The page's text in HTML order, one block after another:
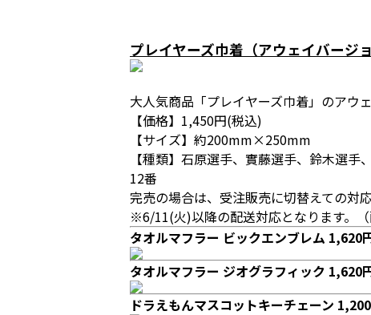
プレイヤーズ巾着（アウェイバージ
大人気商品「プレイヤーズ巾着」のアウ
【価格】1,450円(税込)
【サイズ】約200mm×250mm
【種類】石原選手、實藤選手、鈴木選
12番
完売の場合は、受注販売に切替えての対応
※6/11(火)以降の配送対応となります。（
タオルマフラー ビックエンブレム 1,620
タオルマフラー ジオグラフィック 1,620
ドラえもんマスコットキーチェーン